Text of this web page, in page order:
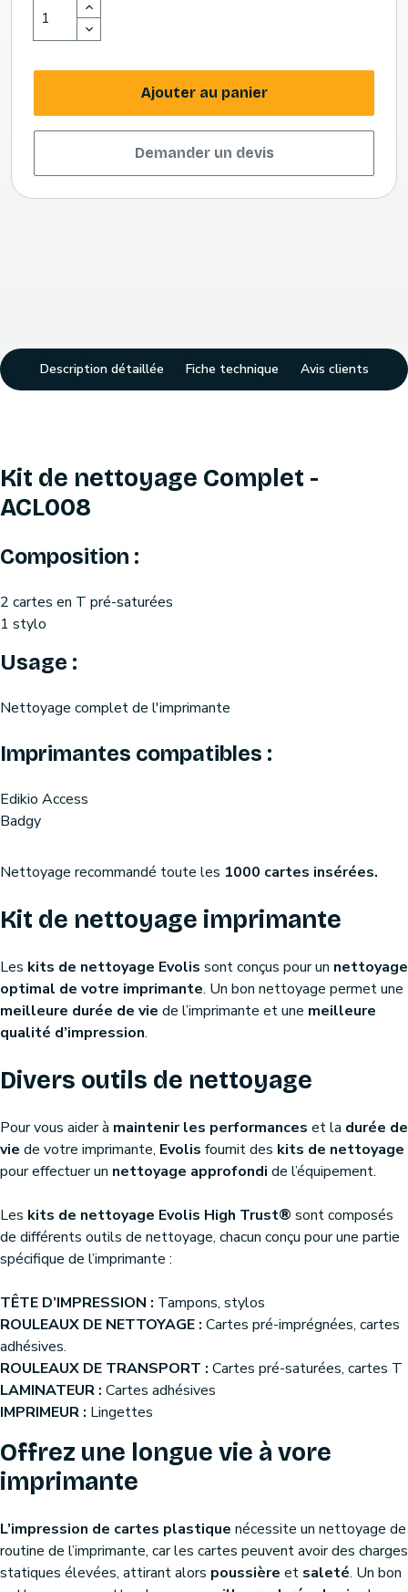
Ajouter au panier
Demander un devis
Description détaillée Fiche technique Avis clients
Kit de nettoyage Complet -
ACL008
Composition :
2 cartes en T pré-saturées
1 stylo
Usage :
Nettoyage complet de l'imprimante
Imprimantes compatibles :
Edikio Access
Badgy
Nettoyage recommandé toute les 1000 cartes insérées.
Kit de nettoyage imprimante
Les kits de nettoyage Evolis sont conçus pour un nettoyage
optimal de votre imprimante. Un bon nettoyage permet une
meilleure durée de vie de l’imprimante et une meilleure
qualité d’impression.
Divers outils de nettoyage
Pour vous aider à maintenir les performances et la durée de
vie de votre imprimante, Evolis fournit des kits de nettoyage
pour effectuer un nettoyage approfondi de l’équipement.
Les kits de nettoyage Evolis High Trust® sont composés
de différents outils de nettoyage, chacun conçu pour une partie
spécifique de l’imprimante :
TÊTE D’IMPRESSION : Tampons, stylos
ROULEAUX DE NETTOYAGE : Cartes pré-imprégnées, cartes
adhésives.
ROULEAUX DE TRANSPORT : Cartes pré-saturées, cartes T
LAMINATEUR : Cartes adhésives
IMPRIMEUR : Lingettes
Offrez une longue vie à vore
imprimante
L’impression de cartes plastique nécessite un nettoyage de
routine de l’imprimante, car les cartes peuvent avoir des charges
statiques élevées, attirant alors poussière et saleté. Un bon